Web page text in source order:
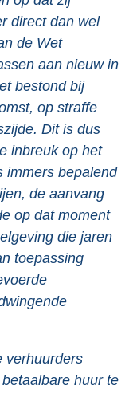
direct dan wel
de Wet
aan nieuw in
bestond bij
op straffe
Dit is dus
inbreuk op het
immers bepalend
de aanvang
op dat moment
die jaren
toepassing
verhuurders
huur te